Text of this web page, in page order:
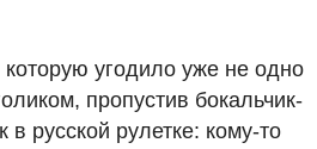
угодило уже не одно
пропустив бокальчик-
русской рулетке: кому-то